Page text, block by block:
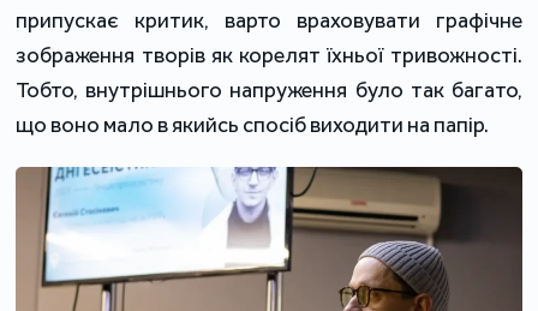
припускає критик, варто враховувати графічне
зображення творів як корелят їхньої тривожності.
Тобто, внутрішнього напруження було так багато,
що воно мало в якийсь спосіб виходити на папір.